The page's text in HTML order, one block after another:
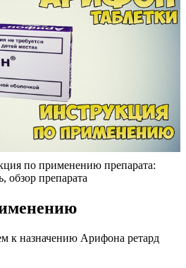
по применению препарата:
обзор препарата
к назначению Арифона ретард